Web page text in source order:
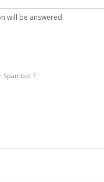
will be answered.
?